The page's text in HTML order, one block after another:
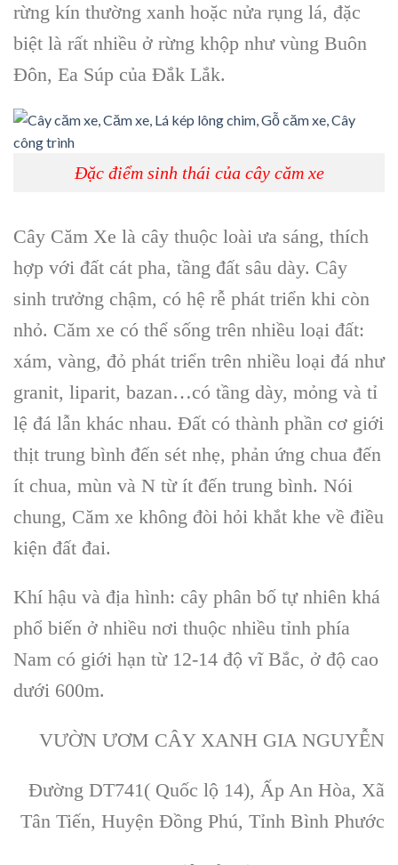
rừng kín thường xanh hoặc nửa rụng lá, đặc
biệt là rất nhiều ở rừng khộp như vùng Buôn
Đôn, Ea Súp của Đắk Lắk.
Đặc điểm sinh thái của cây căm xe
Cây Căm Xe là cây thuộc loài ưa sáng, thích
hợp với đất cát pha, tầng đất sâu dày. Cây
sinh trưởng chậm, có hệ rễ phát triển khi còn
nhỏ. Căm xe có thể sống trên nhiều loại đất:
xám, vàng, đỏ phát triển trên nhiều loại đá như
granit, liparit, bazan…có tầng dày, mỏng và tỉ
lệ đá lẫn khác nhau. Đất có thành phần cơ giới
thịt trung bình đến sét nhẹ, phản ứng chua đến
ít chua, mùn và N từ ít đến trung bình. Nói
chung, Căm xe không đòi hỏi khắt khe về điều
kiện đất đai.
Khí hậu và địa hình: cây phân bố tự nhiên khá
phổ biến ở nhiều nơi thuộc nhiều tỉnh phía
Nam có giới hạn từ 12-14 độ vĩ Bắc, ở độ cao
dưới 600m.
VƯỜN ƯƠM CÂY XANH GIA NGUYỄN
Đường DT741( Quốc lộ 14), Ấp An Hòa, Xã
Tân Tiến, Huyện Đồng Phú, Tỉnh Bình Phước